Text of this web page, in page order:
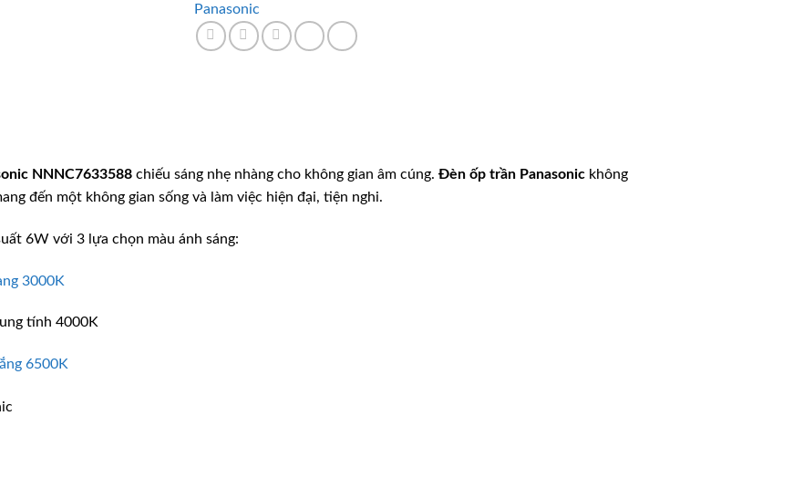
Panasonic
NNNC7633588 chiếu sáng nhẹ nhàng cho không gian âm cúng. Đèn ốp trần Panasonic không
đến một không gian sống và làm việc hiện đại, tiện nghi.
6W với 3 lựa chọn màu ánh sáng:
3000K
tính 4000K
6500K